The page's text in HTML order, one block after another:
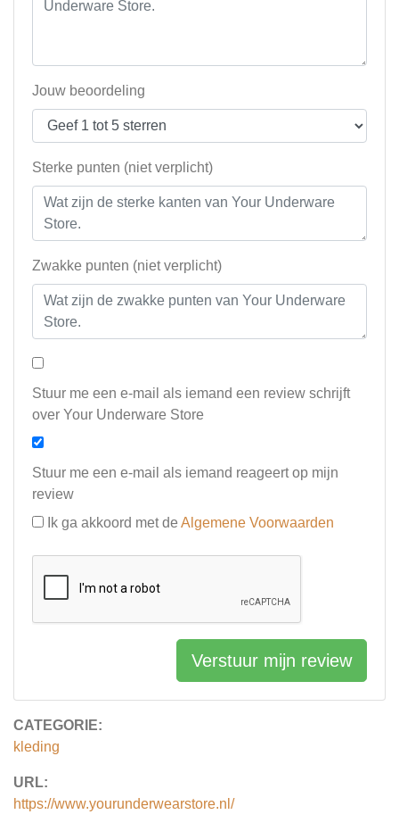
CATEGORIE:
kleding
URL:
https://www.yourunderwearstore.nl/
Jouw beoordeling
Sterke punten (niet verplicht)
Zwakke punten (niet verplicht)
Stuur me een e-mail als iemand een review schrijft
over Your Underware Store
Stuur me een e-mail als iemand reageert op mijn
review
Ik ga akkoord met de Algemene Voorwaarden
Verstuur mijn review